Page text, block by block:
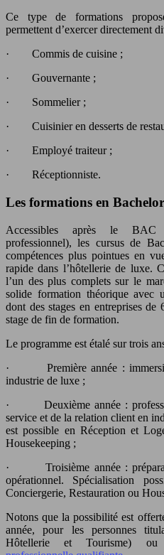
Ce type de formations
permettent d’exercer directement
· Commis de cuisine ;
· Gouvernante ;
· Sommelier ;
· Cuisinier en desserts de
· Employé traiteur ;
· Réceptionniste.
Les formations en Bachelor
Accessibles après le BAC
professionnel), les cursus de
compétences plus pointues en
rapide dans l’hôtellerie de luxe.
l’un des plus complets sur le
solide formation théorique avec
dont des stages en entreprises de
stage de fin de formation.
Le programme est étalé sur trois
· Première année :
industrie de luxe ;
· Deuxième année :
service et de la relation client en
est possible en Réception et
Housekeeping ;
· Troisième année :
opérationnel. Spécialisation
Conciergerie, Restauration ou
Notons que la possibilité est
année, pour les personnes
Hôtellerie et Tourisme)